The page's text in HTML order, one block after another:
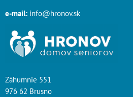
e-mail: info@hronov.sk
Záhumnie 551
976 62 Brusno